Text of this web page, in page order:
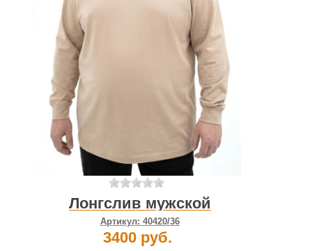
Лонгслив мужской
Артикул: 40420/36
3400 руб.